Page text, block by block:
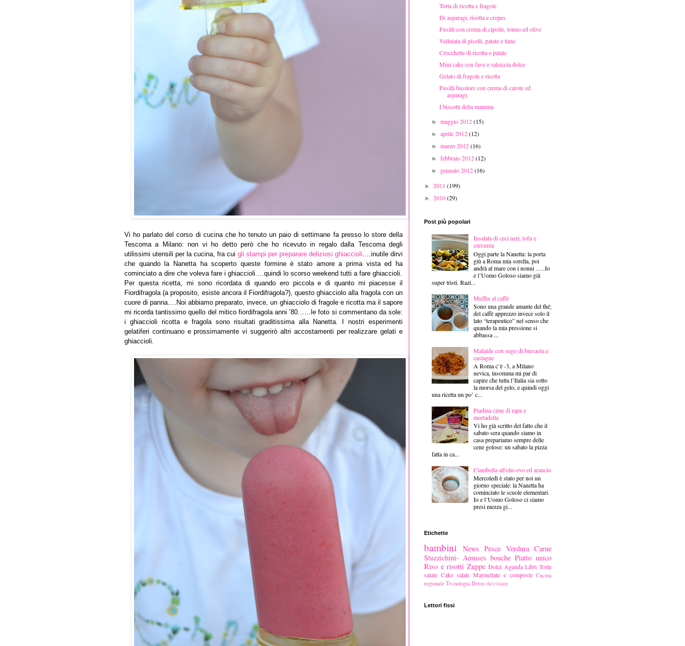
Vi ho parlato del corso di cucina che ho tenuto un paio di settimane fa presso lo store della
Tescoma a Milano: non vi ho detto però che ho ricevuto in regalo dalla Tescoma degli
utilissimi utensili per la cucina, fra cui gli stampi per preparare deliziosi ghiaccioli ….inutile dirvi
che quando la Nanetta ha scoperto queste formine è stato amore a prima vista ed ha
cominciato a dire che voleva fare i ghiaccioli….quindi lo scorso weekend tutti a fare ghiaccioli.
Per questa ricetta, mi sono ricordata di quando ero piccola e di quanto mi piacesse il
Fiordifragola (a proposito, esiste ancora il Fiordifragola?), questo ghiacciolo alla fragola con un
cuore di panna….Noi abbiamo preparato, invece, un ghiacciolo di fragole e ricotta ma il sapore
mi ricorda tantissimo quello del mitico fiordifragola anni ’80……le foto si commentano da sole:
i ghiaccioli ricotta e fragola sono risultati graditissima alla Nanetta. I nostri esperimenti
gelatiferi continuano e prossimamente vi suggerirò altri accostamenti per realizzare gelati e
ghiaccioli.
Torta di ricotta e fragole
Di asparagi, ricotta e crepes
Fusilli con crema di cipolle, tonno ed olive
Vellutata di piselli, patate e timo
Crocchette di ricotta e patate
Mini cake con fave e salsiccia dolce
Gelato di fragole e ricotta
Fusilli bicolore con crema di carote ed
asparagi
I biscotti della mamma
►maggio 2012(15)
►aprile 2012(12)
►marzo 2012(16)
►febbraio 2012(12)
► gennaio 2012(16)
► 2011 (199)
► 2010(29)
Post più popolari
Insalata di ceci neri, tofu e
curcuma
Oggi parte la Nanetta: la porta
giù a Roma mia sorella, poi
andrà al mare con i nonni …..Io
e l’Uomo Goloso siamo già
super tristi. Razi...
Muffin al caffé
Sono una grande amante del thé;
del caffè apprezzo invece solo il
lato “terapeutico” nel senso che
quando la mia pressione si
abbassa ...
Mafalde con sugo di bresaola e
castagne
A Roma c’è -3, a Milano
nevica, insomma mi par di
capire che tutta l’Italia sia sotto
la morsa del gelo, e quindi oggi
una ricetta un po’ c...
Piadina cime di rapa e
mortadella
Vi ho già scritto del fatto che il
sabato sera quando siamo in
casa prepariamo sempre delle
cene golose: un sabato la pizza
fatta in ca...
Ciambella all'olio evo ed arancio
Mercoledì è stato per noi un
giorno speciale: la Nanetta ha
cominciato le scuole elementari.
Io e l’Uomo Goloso ci siamo
presi mezza gi...
Etichette
bambini News Pesce Verdura Carne
Stuzzichini- Amuses bouche Piatto unico
Riso e risotti Zuppe Dolci Agenda Libri Torte
salate Cake salati Marmellate e composte Cucina
regionale Tecnologia Detox thé e tisane
Lettori fissi